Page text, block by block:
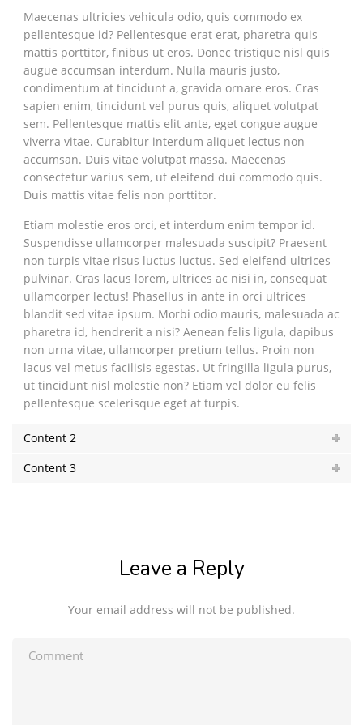
Maecenas ultricies vehicula odio, quis commodo ex
pellentesque id? Pellentesque erat erat, pharetra quis
mattis porttitor, finibus ut eros. Donec tristique nisl quis
augue accumsan interdum. Nulla mauris justo,
condimentum at tincidunt a, gravida ornare eros. Cras
sapien enim, tincidunt vel purus quis, aliquet volutpat
sem. Pellentesque mattis elit ante, eget congue augue
viverra vitae. Curabitur interdum aliquet lectus non
accumsan. Duis vitae volutpat massa. Maecenas
consectetur varius sem, ut eleifend dui commodo quis.
Duis mattis vitae felis non porttitor.
Etiam molestie eros orci, et interdum enim tempor id.
Suspendisse ullamcorper malesuada suscipit? Praesent
non turpis vitae risus luctus luctus. Sed eleifend ultrices
pulvinar. Cras lacus lorem, ultrices ac nisi in, consequat
ullamcorper lectus! Phasellus in ante in orci ultrices
blandit sed vitae ipsum. Morbi odio mauris, malesuada ac
pharetra id, hendrerit a nisi? Aenean felis ligula, dapibus
non urna vitae, ullamcorper pretium tellus. Proin non
lacus vel metus facilisis egestas. Ut fringilla ligula purus,
ut tincidunt nisl molestie non? Etiam vel dolor eu felis
pellentesque scelerisque eget at turpis.
Content 2
Content 3
Leave a Reply
Your email address will not be published.